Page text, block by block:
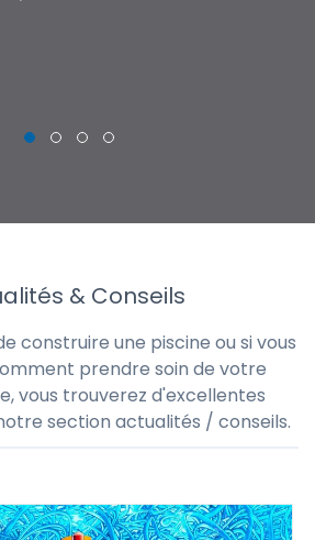
& Conseils
construire une piscine ou si vous
prendre soin de votre
vous trouverez d'excellentes
section actualités / conseils.